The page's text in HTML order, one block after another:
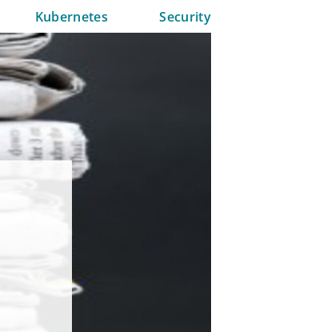
Kubernetes Security